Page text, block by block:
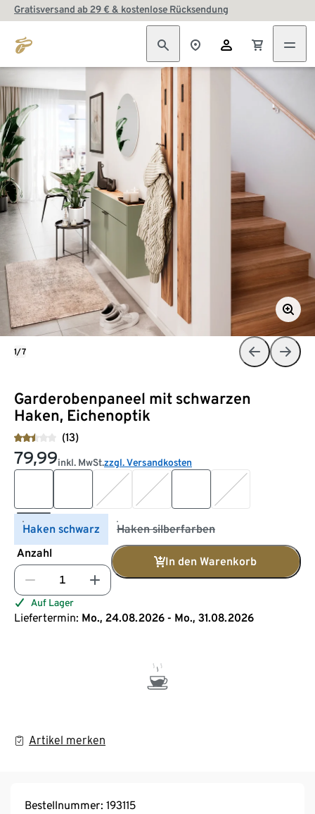
Gratisversand ab 29 € & kostenlose Rücksendung
Garderobenpaneel mit schwarzen
Haken, Eichenoptik
(13)
79,99inkl. MwSt.zzgl. Versandkosten
Haken schwarz
Haken silberfarben
Anzahl
In den Warenkorb
Auf Lager
Liefertermin: Mo., 24.08.2026 - Mo., 31.08.2026
Artikel merken
1/7
Bestellnummer: 193115